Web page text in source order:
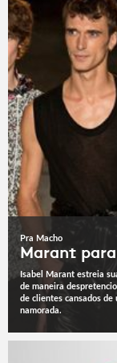
Pra Macho
Marant para
Isabel Marant estreia
de maneira
de clientes cansados de
namorada.